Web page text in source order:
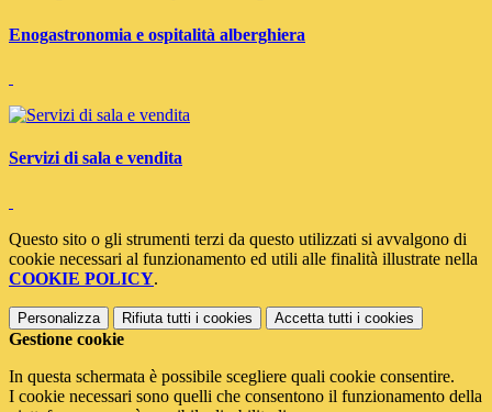
Enogastronomia e ospitalità alberghiera
Servizi di sala e vendita
Questo sito o gli strumenti terzi da questo utilizzati si avvalgono di
cookie necessari al funzionamento ed utili alle finalità illustrate nella
COOKIE POLICY.
Personalizza Rifiuta tutti i cookies Accetta tutti i cookies
Gestione cookie
In questa schermata è possibile scegliere quali cookie consentire.
I cookie necessari sono quelli che consentono il funzionamento della